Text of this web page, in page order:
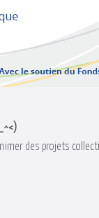
des projets